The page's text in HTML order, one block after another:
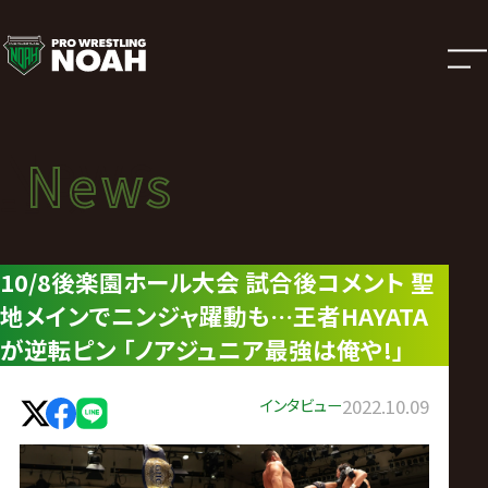
ニ
ュ
ー
ス
|
プ
ロ
レ
News
ニュース
News
10/8後楽園ホール大会 試合後コメント 聖
地メインでニンジャ躍動も…王者HAYATA
が逆転ピン 「ノアジュニア最強は俺や!」
インタビュー2022.10.09